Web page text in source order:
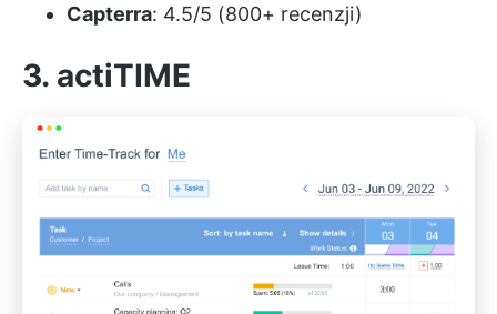
Capterra: 4.5/5 (800+ recenzji)
3. actiTIME